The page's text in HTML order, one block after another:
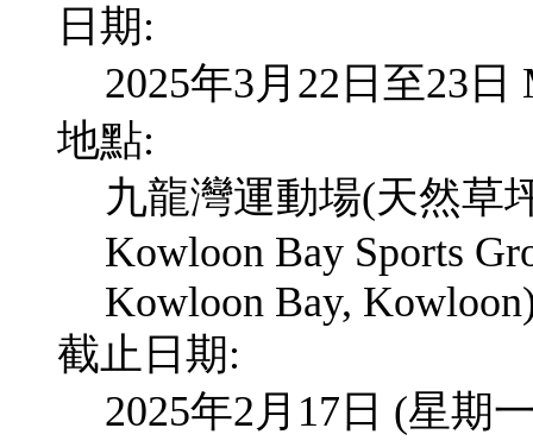
日期:
2025年3月22日至23日
地點:
九龍灣運動場(天然草
Kowloon Bay Sports
Kowloon Bay,
截止日期:
2025年2月17日 (星期